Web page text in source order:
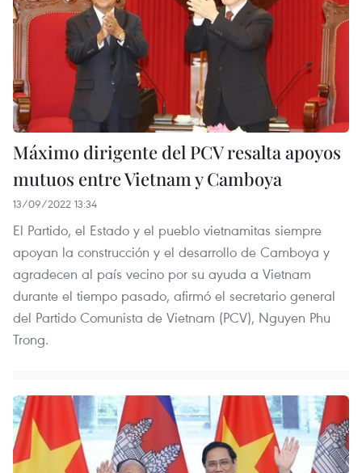
Máximo dirigente del PCV resalta apoyos
mutuos entre Vietnam y Camboya
13/09/2022 13:34
El Partido, el Estado y el pueblo vietnamitas siempre
apoyan la construcción y el desarrollo de Camboya y
agradecen al país vecino por su ayuda a Vietnam
durante el tiempo pasado, afirmó el secretario general
del Partido Comunista de Vietnam (PCV), Nguyen Phu
Trong.